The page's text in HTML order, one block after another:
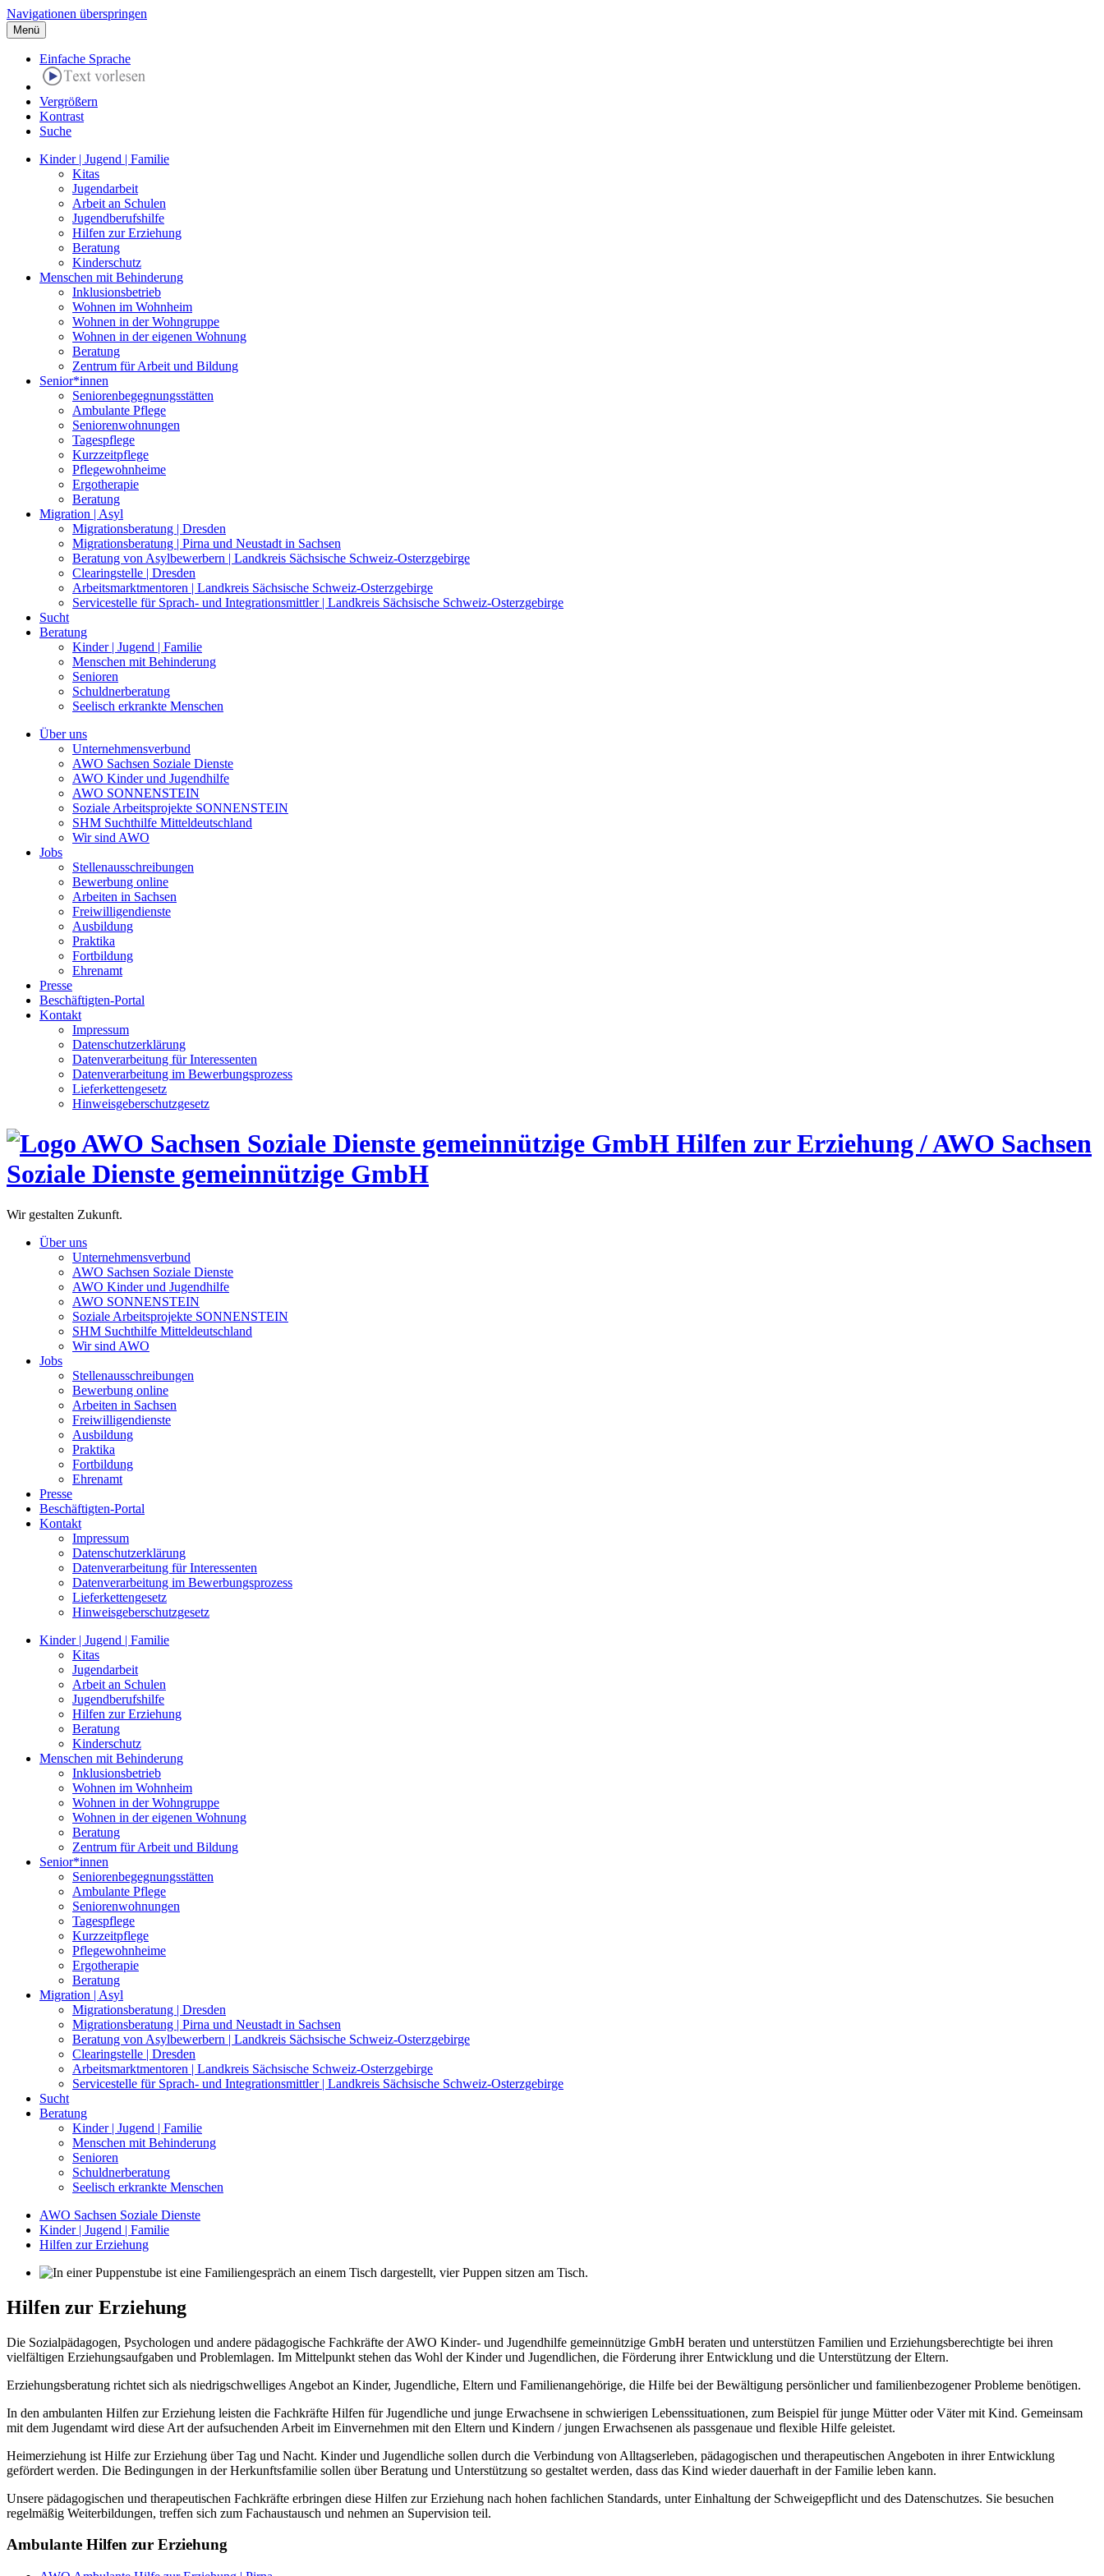
Navigationen überspringen
Menü
Einfache Sprache
Vergrößern
Kontrast
Suche
Kinder | Jugend | Familie
Kitas
Jugendarbeit
Arbeit an Schulen
Jugendberufshilfe
Hilfen zur Erziehung
Beratung
Kinderschutz
Menschen mit Behinderung
Inklusionsbetrieb
Wohnen im Wohnheim
Wohnen in der Wohngruppe
Wohnen in der eigenen Wohnung
Beratung
Zentrum für Arbeit und Bildung
Senior*innen
Seniorenbegegnungsstätten
Ambulante Pflege
Seniorenwohnungen
Tagespflege
Kurzzeitpflege
Pflegewohnheime
Ergotherapie
Beratung
Migration | Asyl
Migrationsberatung | Dresden
Migrationsberatung | Pirna und Neustadt in Sachsen
Beratung von Asylbewerbern | Landkreis Sächsische Schweiz-Osterzgebirge
Clearingstelle | Dresden
Arbeitsmarktmentoren | Landkreis Sächsische Schweiz-Osterzgebirge
Servicestelle für Sprach- und Integrationsmittler | Landkreis Sächsische Schweiz-Osterzgebirge
Sucht
Beratung
Kinder | Jugend | Familie
Menschen mit Behinderung
Senioren
Schuldnerberatung
Seelisch erkrankte Menschen
Über uns
Unternehmensverbund
AWO Sachsen Soziale Dienste
AWO Kinder und Jugendhilfe
AWO SONNENSTEIN
Soziale Arbeitsprojekte SONNENSTEIN
SHM Suchthilfe Mitteldeutschland
Wir sind AWO
Jobs
Stellenausschreibungen
Bewerbung online
Arbeiten in Sachsen
Freiwilligendienste
Ausbildung
Praktika
Fortbildung
Ehrenamt
Presse
Beschäftigten-Portal
Kontakt
Impressum
Datenschutzerklärung
Datenverarbeitung für Interessenten
Datenverarbeitung im Bewerbungsprozess
Lieferkettengesetz
Hinweisgeberschutzgesetz
Hilfen zur Erziehung / AWO Sachsen
Soziale Dienste gemeinnützige GmbH
Wir gestalten Zukunft.
Über uns
Unternehmensverbund
AWO Sachsen Soziale Dienste
AWO Kinder und Jugendhilfe
AWO SONNENSTEIN
Soziale Arbeitsprojekte SONNENSTEIN
SHM Suchthilfe Mitteldeutschland
Wir sind AWO
Jobs
Stellenausschreibungen
Bewerbung online
Arbeiten in Sachsen
Freiwilligendienste
Ausbildung
Praktika
Fortbildung
Ehrenamt
Presse
Beschäftigten-Portal
Kontakt
Impressum
Datenschutzerklärung
Datenverarbeitung für Interessenten
Datenverarbeitung im Bewerbungsprozess
Lieferkettengesetz
Hinweisgeberschutzgesetz
Kinder | Jugend | Familie
Kitas
Jugendarbeit
Arbeit an Schulen
Jugendberufshilfe
Hilfen zur Erziehung
Beratung
Kinderschutz
Menschen mit Behinderung
Inklusionsbetrieb
Wohnen im Wohnheim
Wohnen in der Wohngruppe
Wohnen in der eigenen Wohnung
Beratung
Zentrum für Arbeit und Bildung
Senior*innen
Seniorenbegegnungsstätten
Ambulante Pflege
Seniorenwohnungen
Tagespflege
Kurzzeitpflege
Pflegewohnheime
Ergotherapie
Beratung
Migration | Asyl
Migrationsberatung | Dresden
Migrationsberatung | Pirna und Neustadt in Sachsen
Beratung von Asylbewerbern | Landkreis Sächsische Schweiz-Osterzgebirge
Clearingstelle | Dresden
Arbeitsmarktmentoren | Landkreis Sächsische Schweiz-Osterzgebirge
Servicestelle für Sprach- und Integrationsmittler | Landkreis Sächsische Schweiz-Osterzgebirge
Sucht
Beratung
Kinder | Jugend | Familie
Menschen mit Behinderung
Senioren
Schuldnerberatung
Seelisch erkrankte Menschen
AWO Sachsen Soziale Dienste
Kinder | Jugend | Familie
Hilfen zur Erziehung
Hilfen zur Erziehung
Die Sozialpädagogen, Psychologen und andere pädagogische Fachkräfte der AWO Kinder- und Jugendhilfe gemeinnützige GmbH beraten und unterstützen Familien und Erziehungsberechtigte bei ihren
vielfältigen Erziehungsaufgaben und Problemlagen. Im Mittelpunkt stehen das Wohl der Kinder und Jugendlichen, die Förderung ihrer Entwicklung und die Unterstützung der Eltern.
Erziehungsberatung richtet sich als niedrigschwelliges Angebot an Kinder, Jugendliche, Eltern und Familienangehörige, die Hilfe bei der Bewältigung persönlicher und familienbezogener Probleme benötigen.
In den ambulanten Hilfen zur Erziehung leisten die Fachkräfte Hilfen für Jugendliche und junge Erwachsene in schwierigen Lebenssituationen, zum Beispiel für junge Mütter oder Väter mit Kind. Gemeinsam
mit dem Jugendamt wird diese Art der aufsuchenden Arbeit im Einvernehmen mit den Eltern und Kindern / jungen Erwachsenen als passgenaue und flexible Hilfe geleistet.
Heimerziehung ist Hilfe zur Erziehung über Tag und Nacht. Kinder und Jugendliche sollen durch die Verbindung von Alltagserleben, pädagogischen und therapeutischen Angeboten in ihrer Entwicklung
gefördert werden. Die Bedingungen in der Herkunftsfamilie sollen über Beratung und Unterstützung so gestaltet werden, dass das Kind wieder dauerhaft in der Familie leben kann.
Unsere pädagogischen und therapeutischen Fachkräfte erbringen diese Hilfen zur Erziehung nach hohen fachlichen Standards, unter Einhaltung der Schweigepflicht und des Datenschutzes. Sie besuchen
regelmäßig Weiterbildungen, treffen sich zum Fachaustausch und nehmen an Supervision teil.
Ambulante Hilfen zur Erziehung